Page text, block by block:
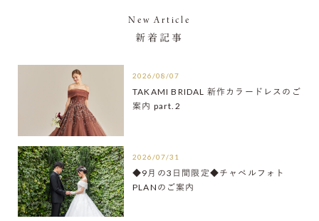
New Article
新着記事
2026/08/07
TAKAMI BRIDAL 新作カラードレスのご
案内 part.2
2026/07/31
◆9月の3日間限定◆チャペルフォト
PLANのご案内